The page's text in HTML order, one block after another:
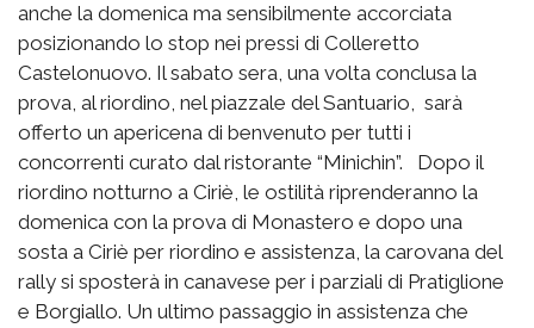
anche la domenica ma sensibilmente accorciata
posizionando lo stop nei pressi di Colleretto
Castelonuovo. Il sabato sera, una volta conclusa la
prova, al riordino, nel piazzale del Santuario, sarà
offerto un apericena di benvenuto per tutti i
concorrenti curato dal ristorante “Minichin”. Dopo il
riordino notturno a Ciriè, le ostilità riprenderanno la
domenica con la prova di Monastero e dopo una
sosta a Ciriè per riordino e assistenza, la carovana del
rally si sposterà in canavese per i parziali di Pratiglione
e Borgiallo. Un ultimo passaggio in assistenza che